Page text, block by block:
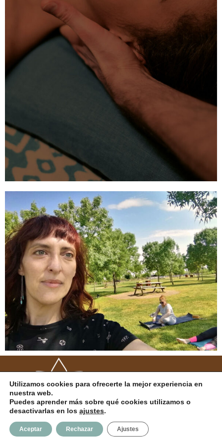
Neve| Funciona gracias aWordPress
Utilizamos cookies para ofrecerte la mejor experiencia en
nuestra web.
Puedes aprender más sobre qué cookies utilizamos o
desactivarlas en los ajustes.
Aceptar Rechazar Ajustes